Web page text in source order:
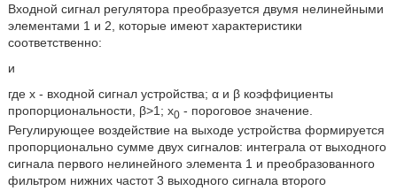
Входной сигнал регулятора преобразуется двумя нелинейными
элементами 1 и 2, которые имеют характеристики
соответственно:
и
где x - входной сигнал устройства; α и β коэффициенты
пропорциональности, β>1; х0- пороговое значение.
Регулирующее воздействие на выходе устройства формируется
пропорционально сумме двух сигналов: интеграла от выходного
сигнала первого нелинейного элемента 1 и преобразованного
фильтром нижних частот 3 выходного сигнала второго